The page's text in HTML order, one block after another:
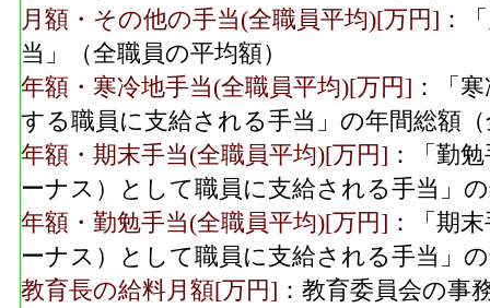
月額・その他の手当(全職員平均)[万円] ：
当」（全職員の平均額）
年額・寒冷地手当(全職員平均)[万円] ：「
する職員に支給される手当」の年間総額
年額・期末手当(全職員平均)[万円] ：「勤
ーナス）として職員に支給される手当」
年額・勤勉手当(全職員平均)[万円] ：「期
ーナス）として職員に支給される手当」
教育長の給料月額[万円] ：教育委員会の事